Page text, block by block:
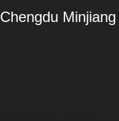
Chengdu